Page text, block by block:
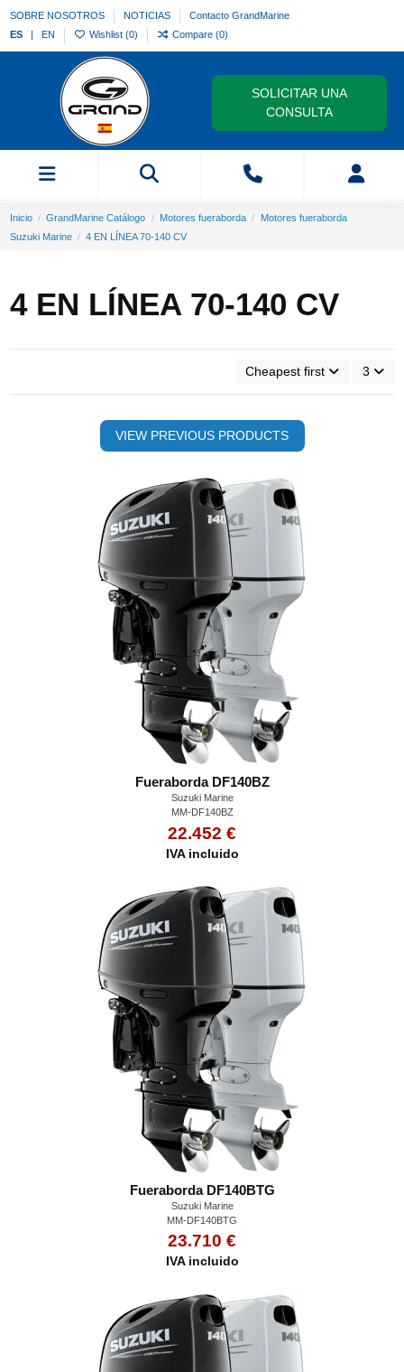
SOBRE NOSOTROS NOTICIAS
Contacto GrandMarine
ES
EN Wishlist (0) Compare (0)
SOLICITAR UNA
CONSULTA
Inicio GrandMarine Catálogo Motores fueraborda
Motores fueraborda
Suzuki Marine
4 EN LÍNEA 70-140 CV
4 EN LÍNEA 70-140 CV
Cheapest first 3
VIEW PREVIOUS PRODUCTS
Fueraborda DF140BZ
Suzuki Marine
MM-DF140BZ
22.452 €
IVA incluido
Fueraborda DF140BTG
Suzuki Marine
MM-DF140BTG
23.710 €
IVA incluido